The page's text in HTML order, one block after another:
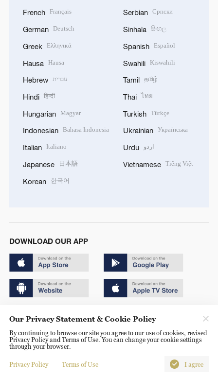
French Français
German Deutsch
Greek Ελληνικά
Hausa Hausa
Hebrew עברית
Hindi हिन्दी
Hungarian Magyar
Indonesian Bahasa Indonesia
Italian Italiano
Japanese 日本語
Korean 한국어
Serbian Српски
Sinhala සිංහල
Spanish Español
Swahili Kiswahili
Tamil தமிழ்
Thai ไทย
Turkish Türkçe
Ukrainian Українська
Urdu اردو
Vietnamese Tiếng Việt
DOWNLOAD OUR APP
京ICP备20000184号
京公网安备 11010502050052号
Disinformation report hotline: 010-85061466
Our Privacy Statement & Cookie Policy
By continuing to browse our site you agree to our use of cookies, revised
Privacy Policy and Terms of Use. You can change your cookie settings
through your browser.
Privacy Policy Terms of Use I agree